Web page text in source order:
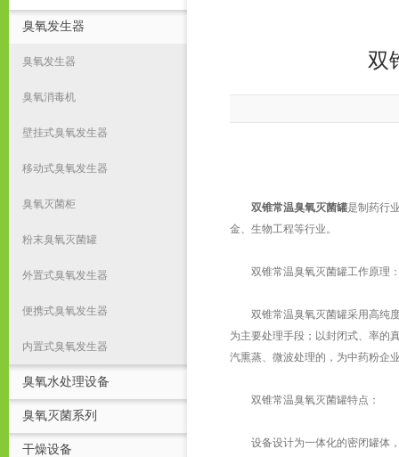
臭氧发生器
臭氧发生器
臭氧消毒机
壁挂式臭氧发生器
移动式臭氧发生器
臭氧灭菌柜
粉末臭氧灭菌罐
外置式臭氧发生器
便携式臭氧发生器
内置式臭氧发生器
臭氧水处理设备
臭氧灭菌系列
干燥设备
双
双锥常温臭氧灭菌罐是制药行
金、生物工程等行业。
双锥常温臭氧灭菌罐工作原理
双锥常温臭氧灭菌罐采用高纯度
为主要处理手段；以封闭式、率的
汽熏蒸、微波处理的，为中药粉企
双锥常温臭氧灭菌罐特点：
设备设计为一体化的密闭罐体，